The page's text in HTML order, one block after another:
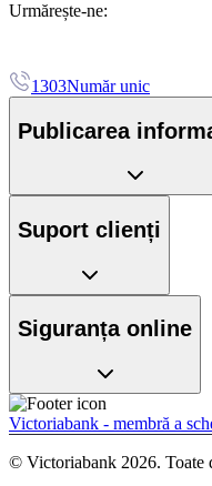
Urmărește-ne:
1303Număr unic
Publicarea
Suport clienți
Siguranța online
Victoriabank - membră a
© Victoriabank 2026. Toate